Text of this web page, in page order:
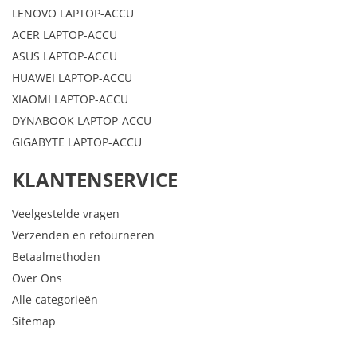
LENOVO LAPTOP-ACCU
ACER LAPTOP-ACCU
ASUS LAPTOP-ACCU
HUAWEI LAPTOP-ACCU
XIAOMI LAPTOP-ACCU
DYNABOOK LAPTOP-ACCU
GIGABYTE LAPTOP-ACCU
KLANTENSERVICE
Veelgestelde vragen
Verzenden en retourneren
Betaalmethoden
Over Ons
Alle categorieën
Sitemap